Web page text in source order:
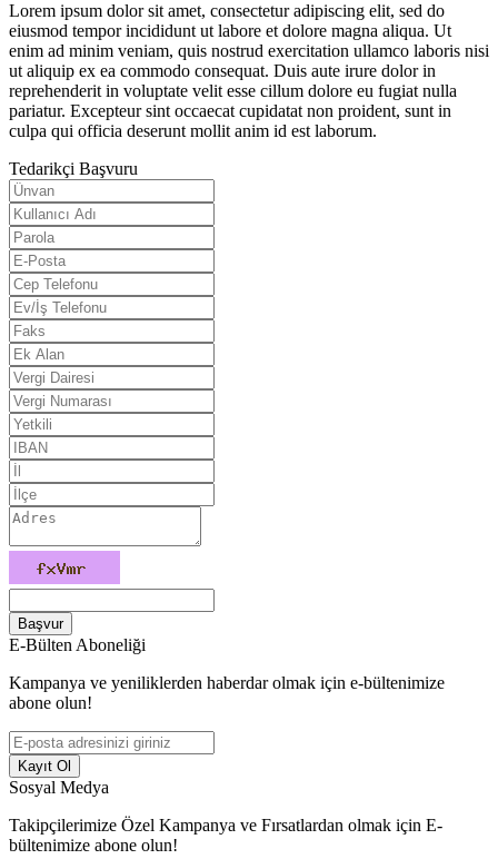
Lorem ipsum dolor sit amet, consectetur adipiscing elit, sed do
eiusmod tempor incididunt ut labore et dolore magna aliqua. Ut
enim ad minim veniam, quis nostrud exercitation ullamco laboris nisi
ut aliquip ex ea commodo consequat. Duis aute irure dolor in
reprehenderit in voluptate velit esse cillum dolore eu fugiat nulla
pariatur. Excepteur sint occaecat cupidatat non proident, sunt in
culpa qui officia deserunt mollit anim id est laborum.
Tedarikçi Başvuru
Başvur
E-Bülten Aboneliği
Kampanya ve yeniliklerden haberdar olmak için e-bültenimize
abone olun!
Kayıt Ol
Sosyal Medya
Takipçilerimize Özel Kampanya ve Fırsatlardan olmak için E-
bültenimize abone olun!